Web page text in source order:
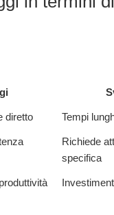
diretto Tempi
Richiede
specifica